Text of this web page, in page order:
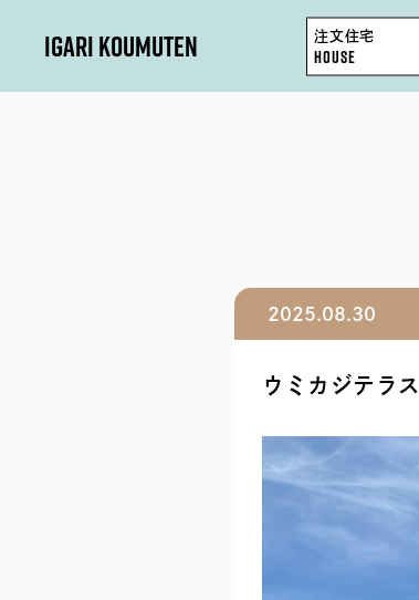
IGARI KOUMUTEN 注文住宅
HOUSE
FACTORY / GARAGE
SHOP / OFFICE
2025.08.30
ウミカジテラス